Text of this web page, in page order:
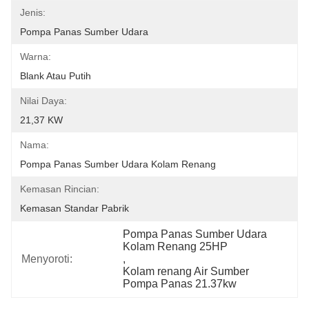
Jenis:
Pompa Panas Sumber Udara
Warna:
Blank Atau Putih
Nilai Daya:
21,37 KW
Nama:
Pompa Panas Sumber Udara Kolam Renang
Kemasan Rincian:
Kemasan Standar Pabrik
Menyoroti:
Pompa Panas Sumber Udara
Kolam Renang 25HP
,
Kolam renang Air Sumber
Pompa Panas 21.37kw